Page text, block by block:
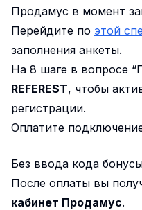
Продамус в момент
Перейдите по этой
заполнения анкеты.
На 8 шаге в вопросе
REFEREST, чтобы
регистрации.
Оплатите
Без ввода кода
После оплаты вы
кабинет Продамус.